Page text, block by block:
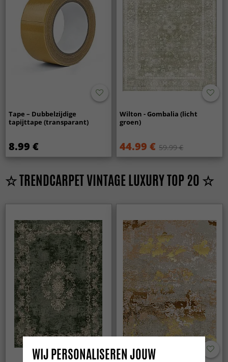
Tape – Dubbelzijdige
tapijttape (transparant)
8.99 €
Wilton - Gombalia (licht
groen)
44.99 € 59.99 €
☆ TRENDCARPET VINTAGE LUXURY TOP 20 ☆
WIJ PERSONALISEREN JOUW